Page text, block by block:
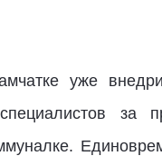
уже
за